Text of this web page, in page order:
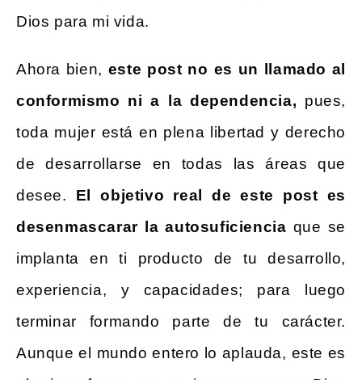
Dios para mi vida.
Ahora bien, este post no es un llamado al
conformismo ni a la dependencia, pues,
toda mujer está en plena libertad y derecho
de desarrollarse en todas las áreas que
desee. El objetivo real de este post es
desenmascarar la autosuficiencia que se
implanta en ti producto de tu desarrollo,
experiencia, y capacidades; para luego
terminar formando parte de tu carácter.
Aunque el mundo entero lo aplauda, este es